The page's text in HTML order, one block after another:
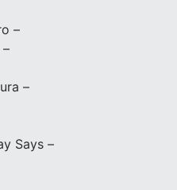
–
–
Says –